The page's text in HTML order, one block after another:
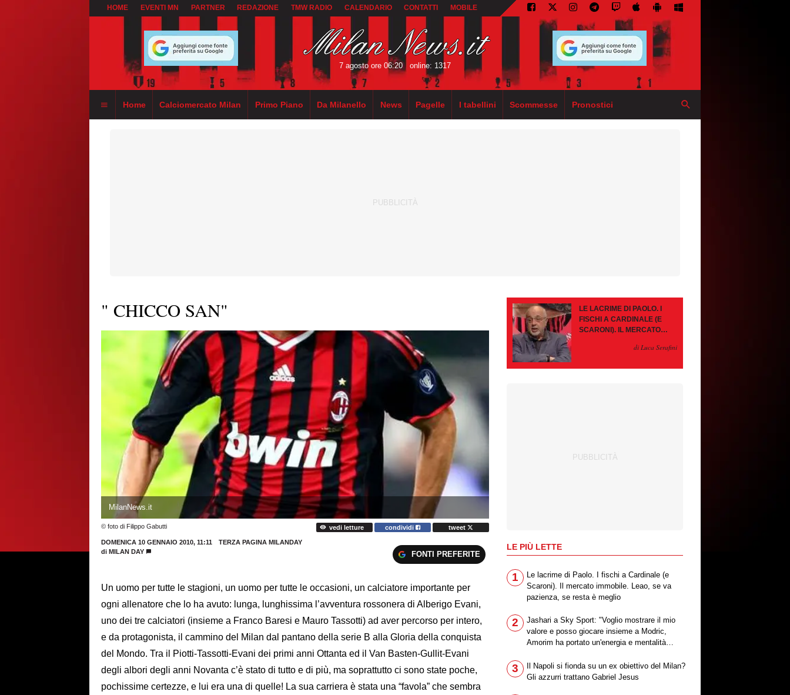
HOME EVENTI MN PARTNER REDAZIONE TMW RADIO CALENDARIO CONTATTI MOBILE
7 agosto ore 06:20 online: 1317
Home Calciomercato Milan Primo Piano Da Milanello News Pagelle I tabellini Scommesse Pronostici
" CHICCO SAN"
MilanNews.it
© foto di Filippo Gabutti vedi letture condividi tweet
DOMENICA 10 GENNAIO 2010, 11:11
TERZA PAGINA MILANDAY
di MILAN DAY FONTI PREFERITE
Un uomo per tutte le stagioni, un uomo per tutte le occasioni, un calciatore importante per
ogni allenatore che lo ha avuto: lunga, lunghissima l’avventura rossonera di Alberigo Evani,
uno dei tre calciatori (insieme a Franco Baresi e Mauro Tassotti) ad aver percorso per intero,
e da protagonista, il cammino del Milan dal pantano della serie B alla Gloria della conquista
del Mondo. Tra il Piotti-Tassotti-Evani dei primi anni Ottanta ed il Van Basten-Gullit-Evani
degli albori degli anni Novanta c’è stato di tutto e di più, ma soprattutto ci sono state poche,
pochissime certezze, e lui era una di quelle! La sua carriera è stata una “favola” che sembra
LE LACRIME DI PAOLO. I
FISCHI A CARDINALE (E
SCARONI). IL MERCATO
PAZIENZA, SE RESTA È
di Luca Serafini
LE PIÙ LETTE
1
Le lacrime di Paolo. I fischi a Cardinale (e
Scaroni). Il mercato immobile. Leao, se va
pazienza, se resta è meglio
2
Jashari a Sky Sport: "Voglio mostrare il mio
valore e posso giocare insieme a Modric,
Amorim ha portato un'energia e mentalità
3
Il Napoli si fionda su un ex obiettivo del Milan?
Gli azzurri trattano Gabriel Jesus